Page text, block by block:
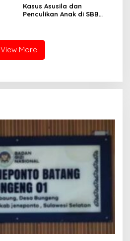
Kasus Asusila dan
Penculikan Anak di SBB
View More